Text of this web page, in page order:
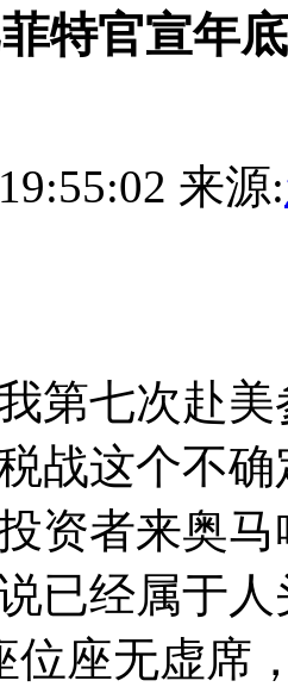
特官宣年
来源:
七次赴美
战这个不
资者来奥
已经属于
位座无虚席